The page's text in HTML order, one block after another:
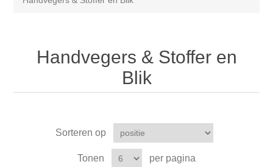
Handvegers & Stoffer en
Blik
Sorteren op
Tonen per pagina